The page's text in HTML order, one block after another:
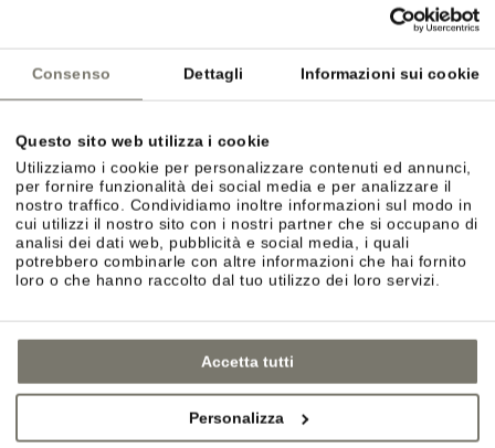
Consenso Dettagli Informazioni sui cookie
Questo sito web utilizza i cookie
Utilizziamo i cookie per personalizzare contenuti ed annunci,
per fornire funzionalità dei social media e per analizzare il
nostro traffico. Condividiamo inoltre informazioni sul modo in
cui utilizzi il nostro sito con i nostri partner che si occupano di
analisi dei dati web, pubblicità e social media, i quali
potrebbero combinarle con altre informazioni che hai fornito
loro o che hanno raccolto dal tuo utilizzo dei loro servizi.
Accetta tutti
Personalizza
L’ARTE DELLA VASCA IN
CENTRO
Voglia di shopping o semplicemente di arricchire la
vacanza con un tocco più urbano? A voi la scelta:
potete godervi una passeggiata tra i graziosi